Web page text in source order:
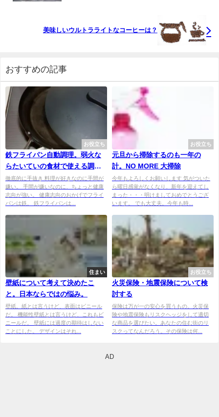
美味しいウルトラライトなコーヒーは？
おすすめの記事
お役立ち
鉄フライパン自動調理。弱火な
らたいていの食材で使える調理
法
徹底的に手抜き 料理が好きなのに手間が
嫌い。 手間が嫌いなのに、ちょっと健康
志向が強い。 健康志向のおかげでフライ
パンは鉄。 鉄フライパンは...
お役立ち
元旦から掃除するのも一年の
計。NO MORE 大掃除
今年もよろしくお願いします 気がついた
ら曜日感覚がなくなり、新年を迎えてし
まった・・・明けましておめでとうござ
います。 でも大丈夫。今年も時...
住まい
壁紙について考えて決めたこ
と。日本ならではの悩み。
壁紙。紙とは言うけど、表面はビニール
だ。 機能性壁紙とは言うけど、これもビ
ニールだ。 壁紙には過度の期待はしない
ことにした。 デザインはそれ...
お役立ち
火災保険・地震保険について検
討する
保険は万が一の安心を買うもの。火災保
険や地震保険もリスクヘッジをして適切
な商品を選びたい。あなたの住む街のリ
スクってなんだろう。その保険は何...
AD